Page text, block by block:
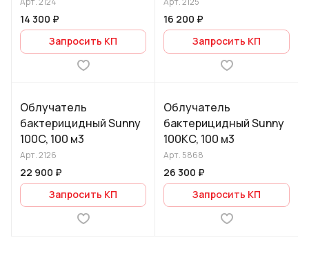
14 300 ₽
Запросить КП
16 200 ₽
Запросить КП
Облучатель
бактерицидный Sunny
100C, 100 м3
Арт.2126
22 900 ₽
Запросить КП
Облучатель
бактерицидный Sunny
100КC, 100 м3
Арт. 5868
26 300 ₽
Запросить КП